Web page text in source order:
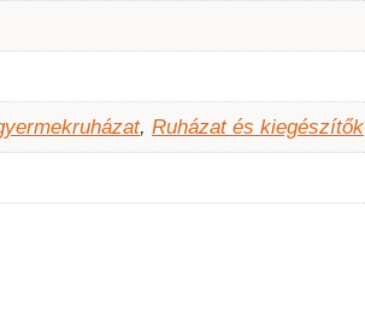
, Ruházat és kiegészítők